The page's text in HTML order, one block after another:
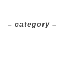
– category –